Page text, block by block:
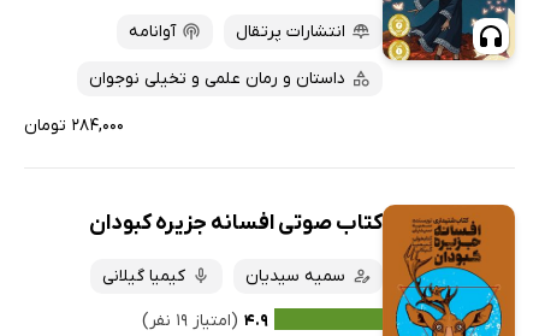
انتشارات پرتقال
آوانامه
داستان و رمان علمی و تخیلی نوجوان
۲۸۴,۰۰۰ تومان
کتاب صوتی افسانه جزیره کبودان
سمیه سیدیان
کیمیا گیلانی
۴.۹ (امتیاز ۱۹ نفر)